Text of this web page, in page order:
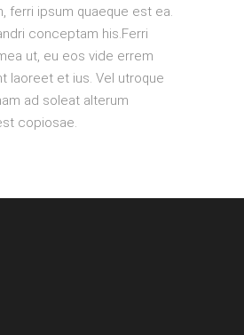
ferri ipsum quaeque est ea.
conceptam his.Ferri
ut, eu eos vide errem
laoreet et ius. Vel utroque
ad soleat alterum
copiosae.